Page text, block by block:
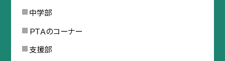
中学部
ＰＴＡのコーナー
支援部